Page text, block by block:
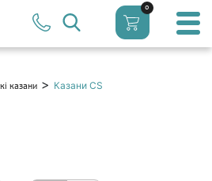
0
казани > Казани CS